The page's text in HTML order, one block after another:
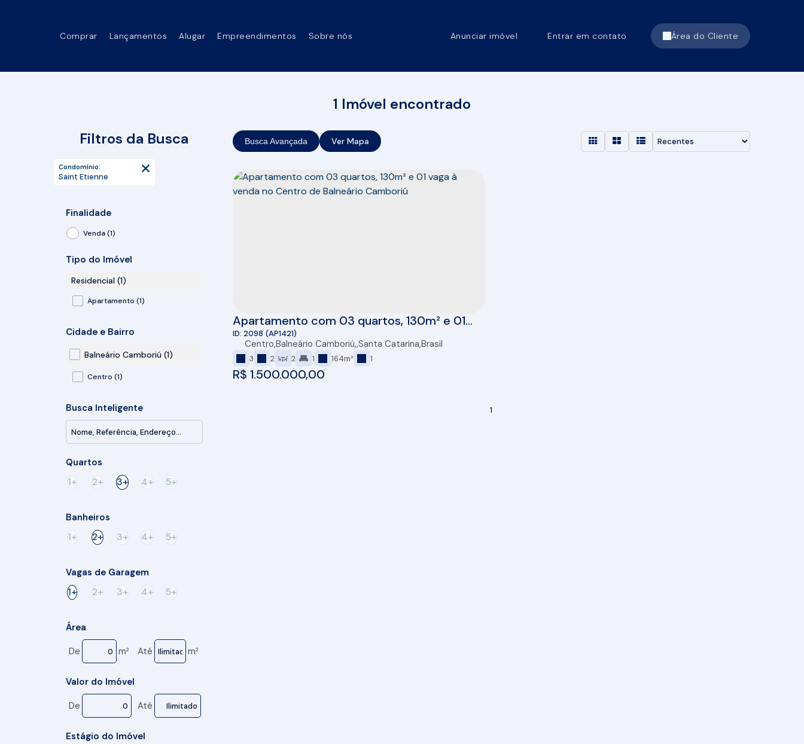
Área do Cliente
Entrar em contato
Anunciar imóvel
Sobre nós
Empreendimentos
Alugar
Lançamentos
Comprar
1 Imóvel encontrado
Filtros da Busca
Condomínio:
Saint Etienne
Finalidade
Venda (1)
Tipo do Imóvel
Residencial (1)
Apartamento (1)
Cidade e Bairro
Balneário Camboriú (1)
Centro (1)
Busca Inteligente
Quartos
1+ 2+ 3+ 4+ 5+
Banheiros
1+ 2+ 3+ 4+ 5+
Vagas de Garagem
1+ 2+ 3+ 4+ 5+
Área
De
m² Até m²
Valor do Imóvel
De
Até
Estágio do Imóvel
Busca Avançada Ver Mapa
Apartamento com 03 quartos, 130m² e 01
vaga à venda no Centro de Balneário
Camboriú
R$ 1.500.000,00
2098 (AP1421)
Centro,Balneário Camboriú ,Santa Catarina,Brasil
3 2 2 1 164m² 1
1